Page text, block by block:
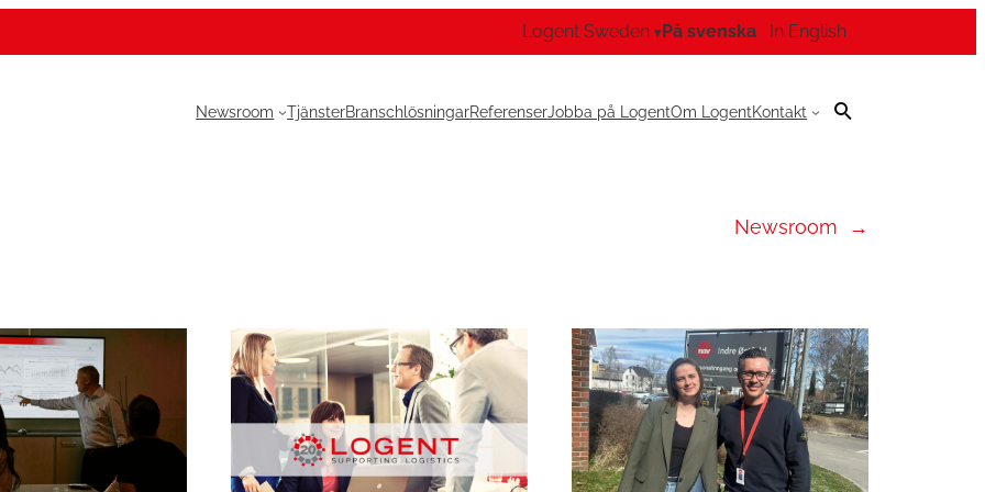
Logent Sweden ▾På svenska In English
Newsroom TjänsterBranschlösningarReferenserJobba på LogentOm LogentKontakt
Newsroom